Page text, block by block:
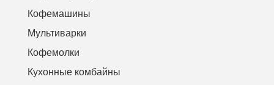
Кофемашины
Мультиварки
Кофемолки
Кухонные комбайны